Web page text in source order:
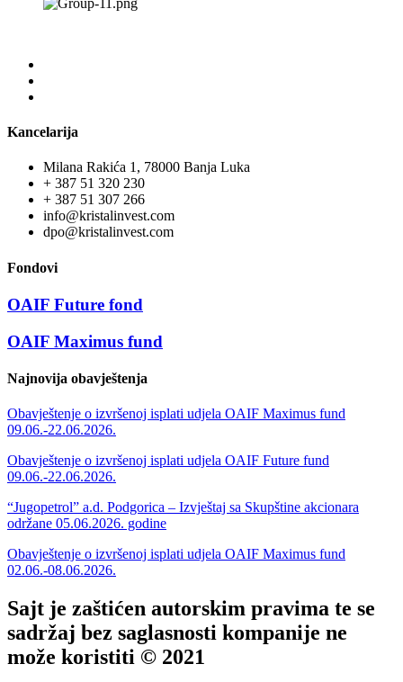
Kancelarija
Milana Rakića 1, 78000 Banja Luka
+ 387 51 320 230
+ 387 51 307 266
info@kristalinvest.com
dpo@kristalinvest.com
Fondovi
OAIF Future fond
OAIF Maximus fund
Najnovija obavještenja
Obavještenje o izvršenoj isplati udjela OAIF Maximus fund
09.06.-22.06.2026.
Obavještenje o izvršenoj isplati udjela OAIF Future fund
09.06.-22.06.2026.
“Jugopetrol” a.d. Podgorica – Izvještaj sa Skupštine akcionara
održane 05.06.2026. godine
Obavještenje o izvršenoj isplati udjela OAIF Maximus fund
02.06.-08.06.2026.
Sajt je zaštićen autorskim pravima te se
sadržaj bez saglasnosti kompanije ne
može koristiti © 2021